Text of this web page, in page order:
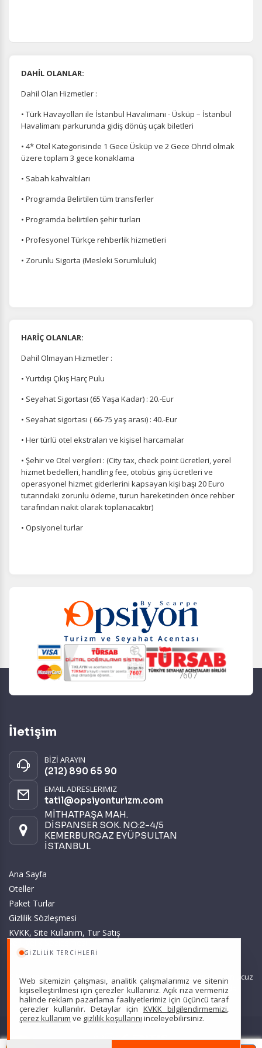
GIZLILIK TERCIHLERI
Web sitemizin çalışması, analitik çalışmalarımız ve sitenin
kişiselleştirilmesi için çerezler kullanırız. Açık rıza vermeniz
halinde reklam pazarlama faaliyetlerimiz için üçüncü taraf
çerezler kullanılır. Detaylar için KVKK bilgilendirmemizi,
çerez kullanım ve gizlilik koşullarını inceleyebilirsiniz.
DAHİL OLANLAR:
Dahil Olan Hizmetler :
• Türk Havayolları ile İstanbul Havalimanı - Üsküp – İstanbul
Havalimanı parkurunda gidiş dönüş uçak biletleri
• 4* Otel Kategorisinde 1 Gece Üsküp ve 2 Gece Ohrid olmak
üzere toplam 3 gece konaklama
• Sabah kahvaltıları
• Programda Belirtilen tüm transferler
• Programda belirtilen şehir turları
• Profesyonel Türkçe rehberlik hizmetleri
• Zorunlu Sigorta (Mesleki Sorumluluk)
HARİÇ OLANLAR:
Dahil Olmayan Hizmetler :
• Yurtdışı Çıkış Harç Pulu
• Seyahat Sigortası (65 Yaşa Kadar) : 20.-Eur
• Seyahat sigortası ( 66-75 yaş arası) : 40.-Eur
• Her türlü otel ekstraları ve kişisel harcamalar
• Şehir ve Otel vergileri : (City tax, check point ücretleri, yerel
hizmet bedelleri, handling fee, otobüs giriş ücretleri ve
operasyonel hizmet giderlerini kapsayan kişi başı 20 Euro
tutarındaki zorunlu ödeme, turun hareketinden önce rehber
tarafından nakit olarak toplanacaktır)
• Opsiyonel turlar
7607
İletişim
BİZİ ARAYIN
(212) 890 65 90
EMAIL ADRESLERIMIZ
tatil@opsiyonturizm.com
MİTHATPAŞA MAH.
DİSPANSER SOK. NO:2-4/5
KEMERBURGAZ EYÜPSULTAN
İSTANBUL
Ana Sayfa
Oteller
Paket Turlar
Gizlilik Sözleşmesi
KVKK, Site Kullanım, Tur Satış
Sitemizde anılan tüm fiyatlar, geçerli kartlar ile tek ödemede, en ucuz
başlangıç fiyatlardır ve yeterli kontenjan olması durumunda
geçerlidir.